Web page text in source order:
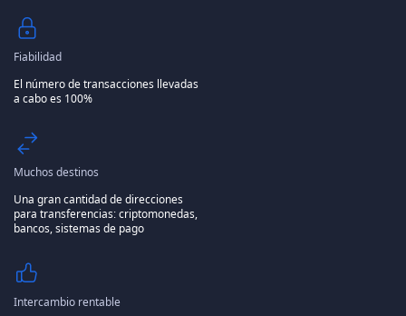
Fiabilidad
El número de transacciones llevadas
a cabo es 100%
Muchos destinos
Una gran cantidad de direcciones
para transferencias: criptomonedas,
bancos, sistemas de pago
Intercambio rentable